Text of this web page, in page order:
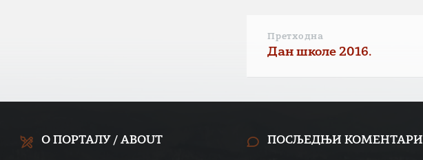
Претходна
Дан школе 2016.
О ПОРТАЛУ / ABOUT ПОСЉЕДЊИ КОМЕНТАРИ